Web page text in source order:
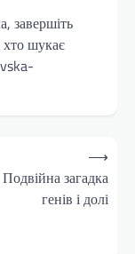
завершіть
хто шукає
загадка
генів і долі
⟶